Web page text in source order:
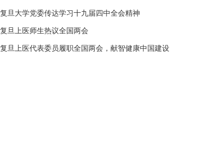
复旦大学党委传达学习十九届四中全会精神
复旦上医师生热议全国两会
复旦上医代表委员履职全国两会，献智健康中国建设 ​